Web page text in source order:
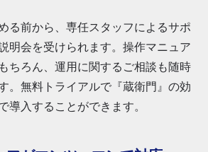
る前から、専任スタッフによるサポ
明会を受けられます。操作マニュア
ちろん、運用に関するご相談も随時
。無料トライアルで『蔵衛門』の効
導入することができます。